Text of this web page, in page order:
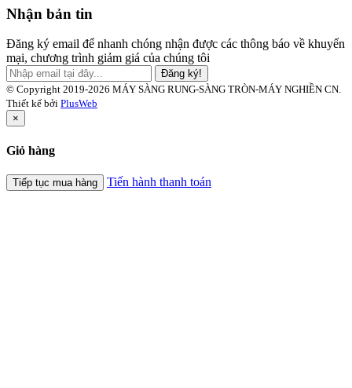
Nhận bản tin
Đăng ký email để nhanh chóng nhận được các thông báo về khuyến
mại, chương trình giảm giá của chúng tôi
Đăng ký!
© Copyright 2019-2026 MÁY SÀNG RUNG-SÀNG TRÒN-MÁY NGHIỀN CN.
Thiết kế bởi PlusWeb
×
Giỏ hàng
Tiếp tục mua hàng Tiến hành thanh toán